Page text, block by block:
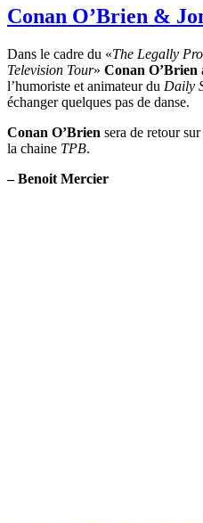
Conan O’Brien &
Dans le cadre du «The Legally
Television Tour» Conan O’Brien
l’humoriste et animateur du Daily
échanger quelques pas de danse.
Conan O’Brien sera de retour
la chaine TPB.
– Benoit Mercier